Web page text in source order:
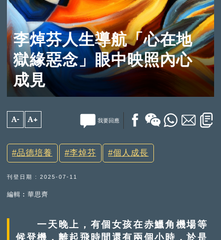
李焯芬人生導航「心在地
獄緣惡念」眼中映照內心
成見
A- A+ 我要回應
品德培養 李焯芬 個人成長
刊登日期 : 2025-07-11
編輯︰華思齊
一天晚上，有個女孩在赤鱲角機場等
候登機，離起飛時間還有兩個小時，於是